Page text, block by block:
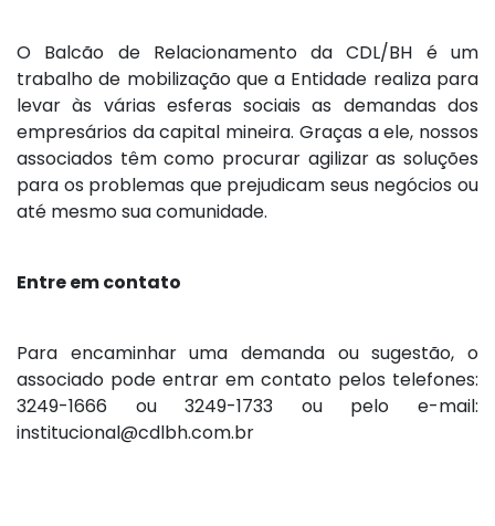
O Balcão de Relacionamento da CDL/BH é um
trabalho de mobilização que a Entidade realiza para
levar às várias esferas sociais as demandas dos
empresários da capital mineira. Graças a ele, nossos
associados têm como procurar agilizar as soluções
para os problemas que prejudicam seus negócios ou
até mesmo sua comunidade.
Entre em contato
Para encaminhar uma demanda ou sugestão, o
associado pode entrar em contato pelos telefones:
3249-1666 ou 3249-1733 ou pelo e-mail:
institucional@cdlbh.com.br